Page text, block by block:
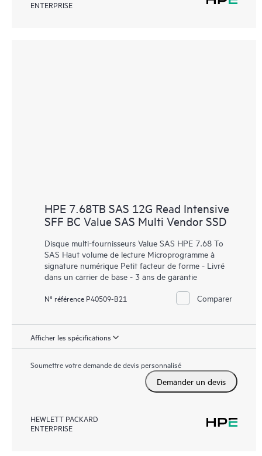
ENTERPRISE
HPE 7.68TB SAS 12G Read Intensive
SFF BC Value SAS Multi Vendor SSD
Disque multi-fournisseurs Value SAS HPE 7.68 To
SAS Haut volume de lecture Microprogramme à
signature numérique Petit facteur de forme - Livré
dans un carrier de base - 3 ans de garantie
N° référence P40509-B21 Comparer
Afficher les spécifications
Soumettre votre demande de devis personnalisé
Demander un devis
HEWLETT PACKARD
ENTERPRISE